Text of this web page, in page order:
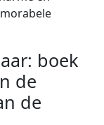
boek
de
de